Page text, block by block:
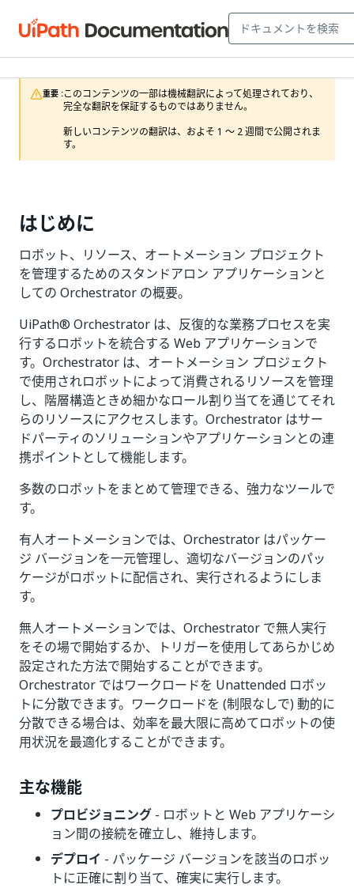
重要 :このコンテンツの一部は機械翻訳によって処理されており、
完全な翻訳を保証するものではありません。
新しいコンテンツの翻訳は、およそ 1 ～ 2 週間で公開されま
す。
はじめに
ロボット、リソース、オートメーション プロジェクト
を管理するためのスタンドアロン アプリケーションと
しての Orchestrator の概要。
UiPath® Orchestrator は、反復的な業務プロセスを実
行するロボットを統合する Web アプリケーションで
す。Orchestrator は、オートメーション プロジェクト
で使用されロボットによって消費されるリソースを管理
し、階層構造ときめ細かなロール割り当てを通じてそれ
らのリソースにアクセスします。Orchestrator はサー
ドパーティのソリューションやアプリケーションとの連
携ポイントとして機能します。
多数のロボットをまとめて管理できる、強力なツールで
す。
有人オートメーションでは、Orchestrator はパッケー
ジ バージョンを一元管理し、適切なバージョンのパッ
ケージがロボットに配信され、実行されるようにしま
す。
無人オートメーションでは、Orchestrator で無人実行
をその場で開始するか、トリガーを使用してあらかじめ
設定された方法で開始することができます。
Orchestrator ではワークロードを Unattended ロボッ
トに分散できます。ワークロードを (制限なしで) 動的に
分散できる場合は、効率を最大限に高めてロボットの使
用状況を最適化することができます。
主な機能
プロビジョニング - ロボットと Web アプリケーシ
ョン間の接続を確立し、維持します。
デプロイ - パッケージ バージョンを該当のロボッ
トに正確に割り当て、確実に実行します。